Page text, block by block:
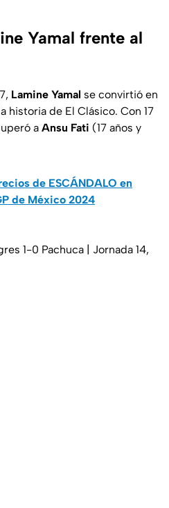
Yamal frente al
Lamine Yamal se convirtió en
historia de El Clásico. Con 17
a Ansu Fati (17 años y
de ESCÁNDALO en
de México 2024
1-0 Pachuca | Jornada 14,